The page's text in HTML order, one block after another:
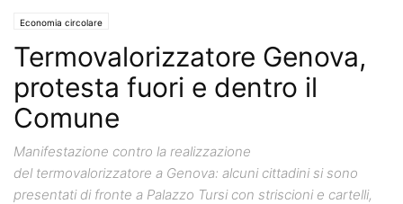
Economia circolare
Termovalorizzatore Genova,
protesta fuori e dentro il
Comune
Manifestazione contro la realizzazione
del termovalorizzatore a Genova: alcuni cittadini si sono
presentati di fronte a Palazzo Tursi con striscioni e cartelli,